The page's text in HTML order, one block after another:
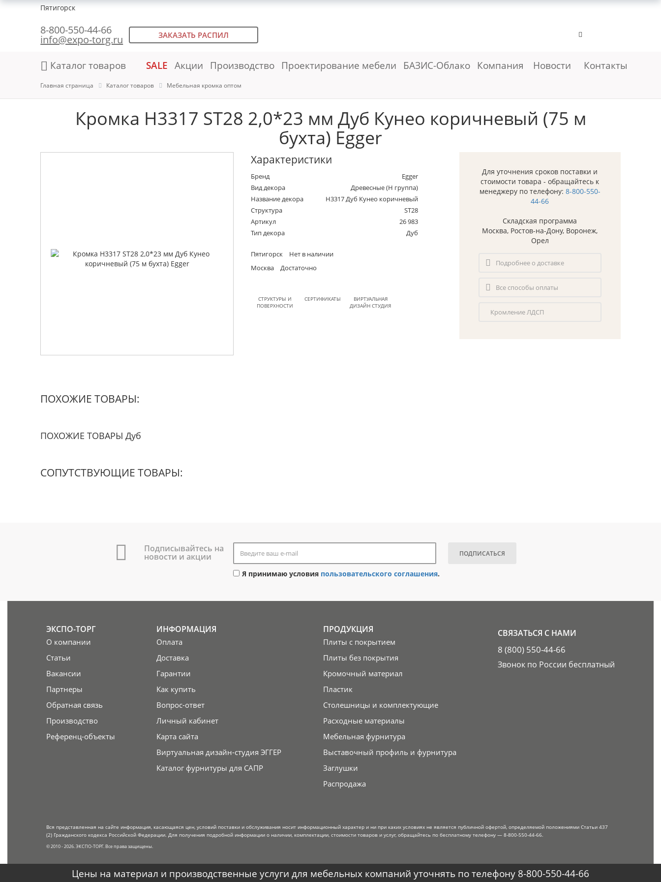
Пятигорск
8-800-550-44-66
info@expo-torg.ru ЗАКАЗАТЬ РАСПИЛ
Каталог товаров SALE Акции Производство Проектирование мебели БАЗИС-Облако Компания Новости Контакты
Главная страница Каталог товаров Мебельная кромка оптом
Кромка H3317 ST28 2,0*23 мм Дуб Кунео коричневый (75 м
бухта) Egger
Характеристики
Бренд
Egger
Вид декора
Древесные (Н группа)
Название декора
H3317 Дуб Кунео коричневый
Структура
ST28
Артикул
26 983
Тип декора
Дуб
Пятигорск
Нет в наличии
Москва
Достаточно
СТРУКТУРЫ И
ПОВЕРХНОСТИ
СЕРТИФИКАТЫ
ВИРТУАЛЬНАЯ
ДИЗАЙН СТУДИЯ
Для уточнения сроков поставки и
стоимости товара - обращайтесь к
менеджеру по телефону: 8-800-550-
44-66
Складская программа
Москва, Ростов-на-Дону, Воронеж,
Орел
Подробнее о доставке
Все способы оплаты
Кромление ЛДСП
ПОХОЖИЕ ТОВАРЫ:
ПОХОЖИЕ ТОВАРЫ Дуб
СОПУТСТВУЮЩИЕ ТОВАРЫ:
Подписывайтесь на
новости и акции ПОДПИСАТЬСЯ
Я принимаю условия пользовательского соглашения.
ЭКСПО-ТОРГ
О компании
Статьи
Вакансии
Партнеры
Обратная связь
Производство
Референц-объекты
ИНФОРМАЦИЯ
Оплата
Доставка
Гарантии
Как купить
Вопрос-ответ
Личный кабинет
Карта сайта
Виртуальная дизайн-студия ЭГГЕР
Каталог фурнитуры для САПР
ПРОДУКЦИЯ
Плиты с покрытием
Плиты без покрытия
Кромочный материал
Пластик
Столешницы и комплектующие
Расходные материалы
Мебельная фурнитура
Выставочный профиль и фурнитура
Заглушки
Распродажа
СВЯЗАТЬСЯ С НАМИ
8 (800) 550-44-66
Звонок по России бесплатный
Вся представленная на сайте информация, касающаяся цен, условий поставки и обслуживания носит информационный характер и ни при каких условиях не является публичной офертой, определяемой положениями Статьи 437
(2) Гражданского кодекса Российской Федерации. Для получения подробной информации о наличии, комплектации, стоимости товаров и услуг, обращайтесь по бесплатному телефону — 8-800-550-44-66.
© 2010 - 2026. ЭКСПО-ТОРГ. Все права защищены.
Цены на материал и производственные услуги для мебельных компаний уточнять по телефону 8-800-550-44-66